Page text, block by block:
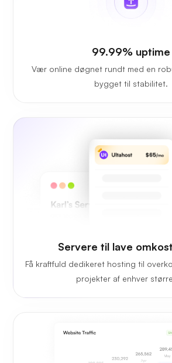
99.99% uptime
Vær online døgnet rundt med en
bygget til stabilitet.
Servere til lave
Få kraftfuld dedikeret hosting til
projekter af enhver